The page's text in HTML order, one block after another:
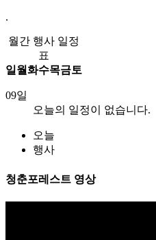
.
월간 행사 일정
표
일 월화수목금토
09일
오늘의 일정이 없습니다.
오늘
행사
청춘포레스트 영상